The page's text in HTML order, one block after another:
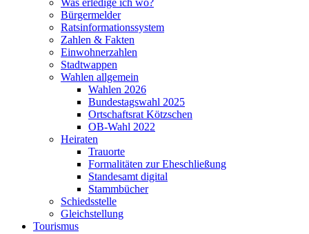
Was erledige ich wo?
Bürgermelder
Ratsinformationssystem
Zahlen & Fakten
Einwohnerzahlen
Stadtwappen
Wahlen allgemein
Wahlen 2026
Bundestagswahl 2025
Ortschaftsrat Kötzschen
OB-Wahl 2022
Heiraten
Trauorte
Formalitäten zur Eheschließung
Standesamt digital
Stammbücher
Schiedsstelle
Gleichstellung
Tourismus